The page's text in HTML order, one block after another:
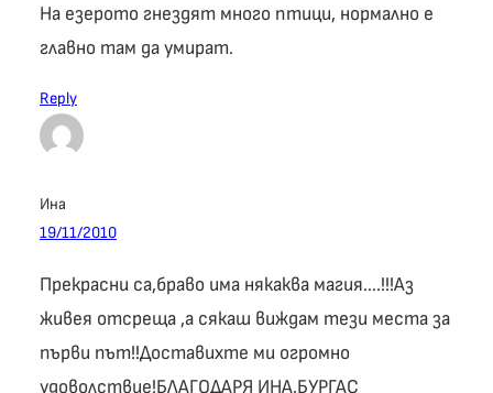
На езерото гнездят много птици, нормално е
главно там да умират.
Reply
Ина
19/11/2010
Прекрасни са,браво има някаква магия….!!!Аз
живея отсреща ,а сякаш виждам тези места за
първи път!!Доставихте ми огромно
удоволствие!БЛАГОДАРЯ ИНА,БУРГАС